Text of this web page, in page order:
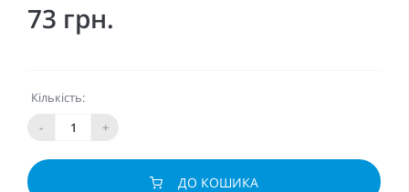
73 грн.
Кількість:
-
+
ДО КОШИКА